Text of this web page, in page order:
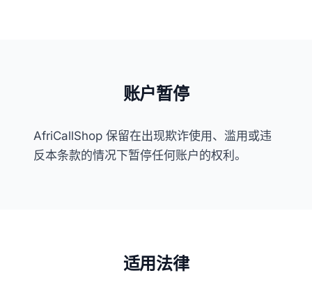
账户暂停
AfriCallShop 保留在出现欺诈使用、滥用或违
反本条款的情况下暂停任何账户的权利。
适用法律